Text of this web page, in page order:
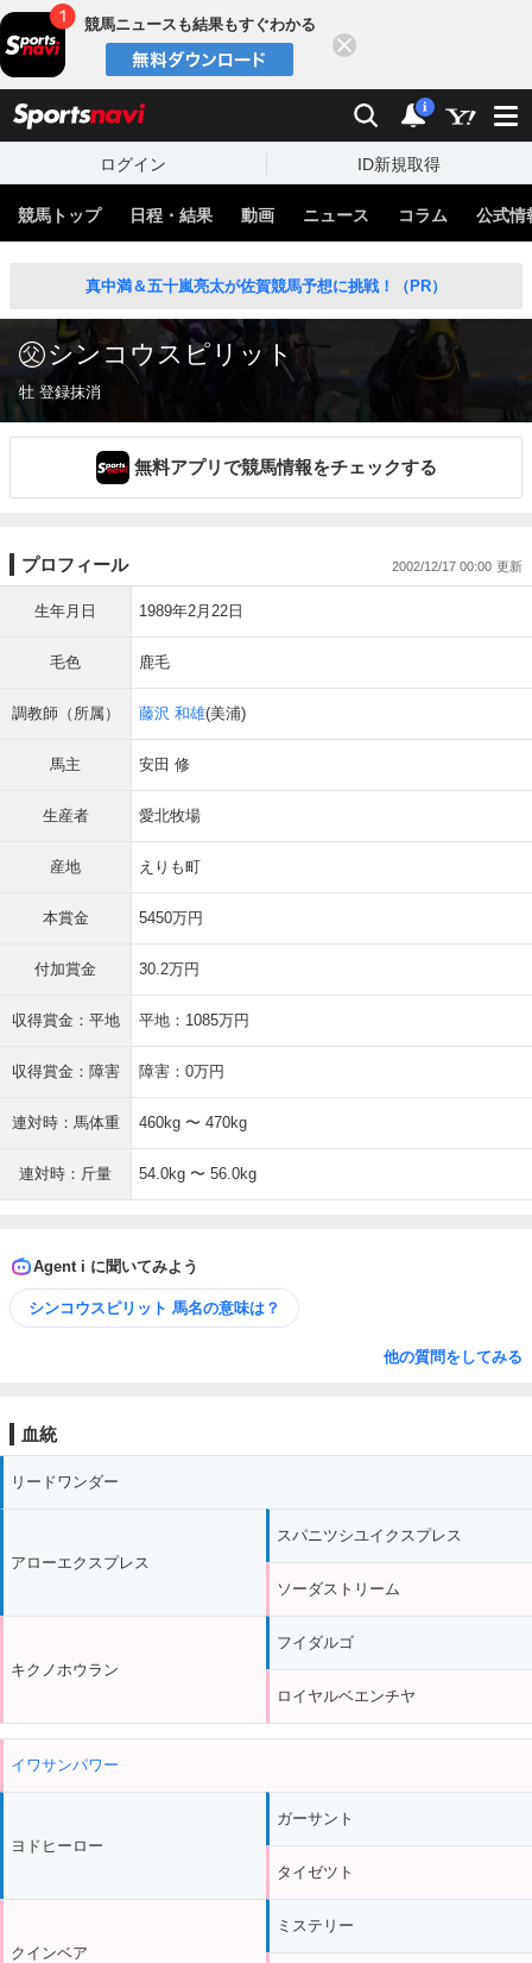
競馬ニュースも結果もすぐわかる
検索 通知
i
ログイン ID新規取得
競馬トップ 日程・結果 動画 ニュース コラム 公式情
真中満＆五十嵐亮太が佐賀競馬予想に挑戦！（PR）
シンコウスピリット
牡 登録抹消
無料アプリで競馬情報をチェックする
プロフィール 2002/12/17 00:00
生年月日 1989年2月22日
毛色 鹿毛
調教師（所属） 藤沢 和雄(美浦)
馬主 安田 修
生産者 愛北牧場
産地 えりも町
本賞金 5450万円
付加賞金 30.2万円
収得賞金：平地 平地：1085万円
収得賞金：障害 障害：0万円
連対時：馬体重 460kg 〜 470kg
連対時：斤量 54.0kg 〜 56.0kg
Agent i に聞いてみよう
シンコウスピリット 馬名の意味は？
他の質問をしてみる
血統
リードワンダー
アローエクスプレス
キクノホウラン
スパニツシユイクスプレス
ソーダストリーム
フイダルゴ
ロイヤルベエンチヤ
イワサンパワー
ヨドヒーロー
クインベア
ガーサント
タイゼツト
ミステリー